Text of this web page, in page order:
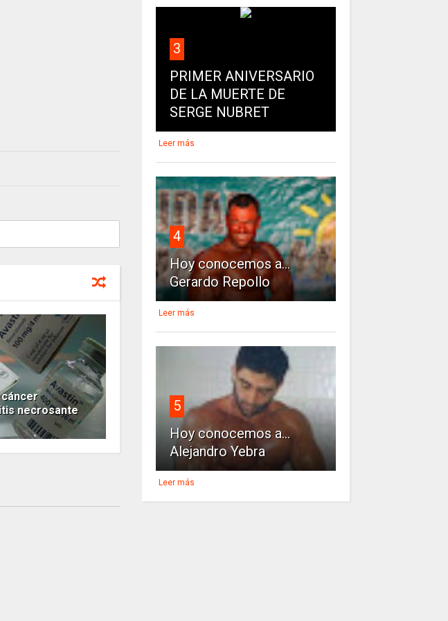
necrosante
3
PRIMER ANIVERSARIO
DE LA MUERTE DE
SERGE NUBRET
Leer más
4
Hoy conocemos a...
Gerardo Repollo
Leer más
5
Hoy conocemos a...
Alejandro Yebra
Leer más